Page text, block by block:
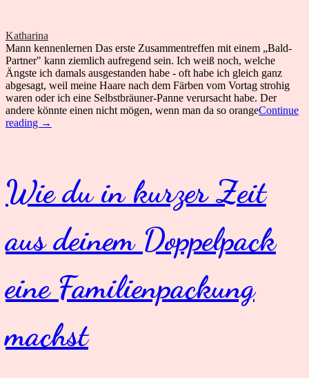
Katharina
Mann kennenlernen Das erste Zusammentreffen mit einem „Bald-
Partner" kann ziemlich aufregend sein. Ich weiß noch, welche
Ängste ich damals ausgestanden habe - oft habe ich gleich ganz
abgesagt, weil meine Haare nach dem Färben vom Vortag strohig
waren oder ich eine Selbstbräuner-Panne verursacht habe. Der
andere könnte einen nicht mögen, wenn man da so orangeContinue
reading So
Erfolg,
auch
wenn
aufgeregt
bist
→
Wie du in kurzer Zeit
aus deinem Doppelpack
eine Familienpackung
machst